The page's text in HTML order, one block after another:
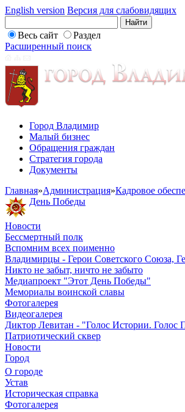
English version Версия для слабовидящих
Весь сайт
Раздел
Расширенный поиск
Город Владимир
Малый бизнес
Обращения граждан
Стратегия города
Документы
Главная»Администрация»Кадровое
День Победы
Новости
Бессмертный полк
Вспомним всех поименно
Владимирцы - Герои Советского Союза,
Никто не забыт, ничто не забыто
Медиапроект "Этот День Победы"
Мемориалы воинской славы
Фотогалерея
Видеогалерея
Диктор Левитан - "Голос Истории. Голос
Патриотический сквер
Новости
Город
О городе
Устав
Историческая справка
Фотогалерея